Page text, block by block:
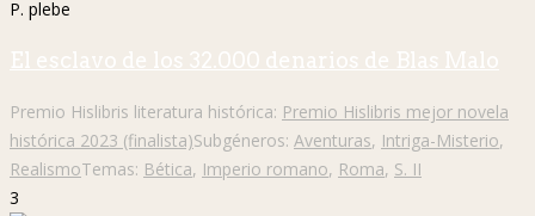
P. plebe
El esclavo de los 32.000 denarios de Blas Malo
Premio Hislibris literatura histórica: Premio Hislibris mejor novela
histórica 2023 (finalista)Subgéneros: Aventuras, Intriga-Misterio,
RealismoTemas: Bética, Imperio romano, Roma, S. II
3